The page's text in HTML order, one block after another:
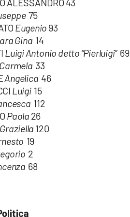
ALESSANDRO 43
75
Eugenio 93
Gina 14
Luigi Antonio detto “Pierluigi”69
Carmela 33
Angelica 46
Luigi15
112
Paola 26
Graziella 120
19
2
68